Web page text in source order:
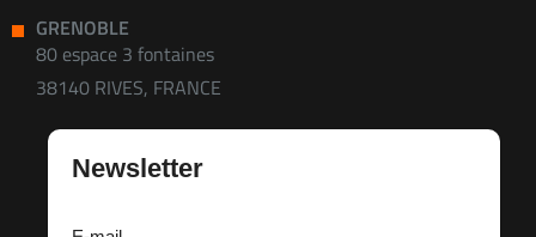
GRENOBLE
80 espace 3 fontaines
38140 RIVES, FRANCE